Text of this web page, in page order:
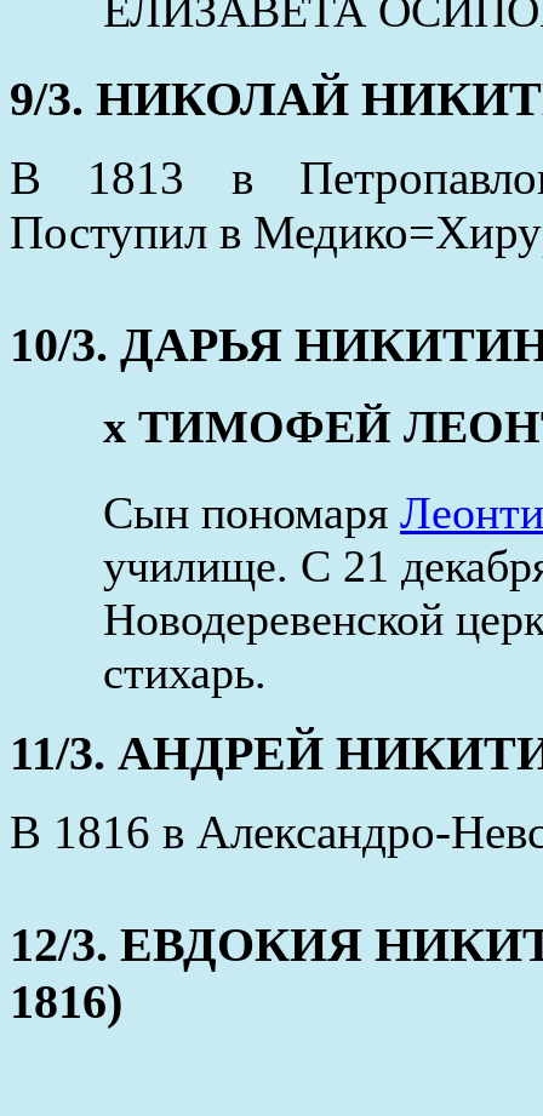
ЕЛИЗАВЕТА
9/3. НИКОЛАЙ
В 1813 в
Поступил в
10/3. ДАРЬЯ
x ТИМОФЕЙ
Сын пономаря
училище. С 21
Новодеревенской
стихарь.
11/3. АНДРЕЙ
В 1816 в Александро-
12/3. ЕВДОКИЯ
1816)